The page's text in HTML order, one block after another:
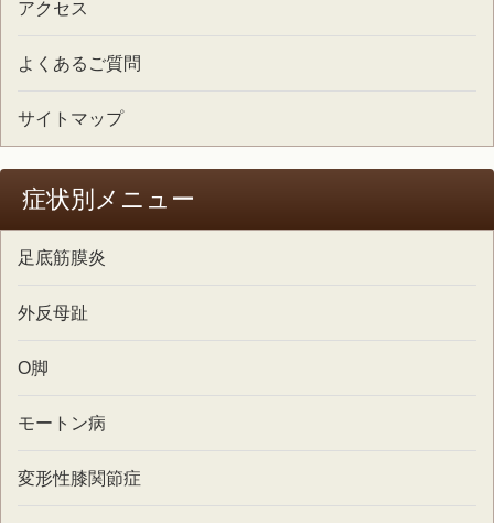
アクセス
よくあるご質問
サイトマップ
症状別メニュー
足底筋膜炎
外反母趾
O脚
モートン病
変形性膝関節症